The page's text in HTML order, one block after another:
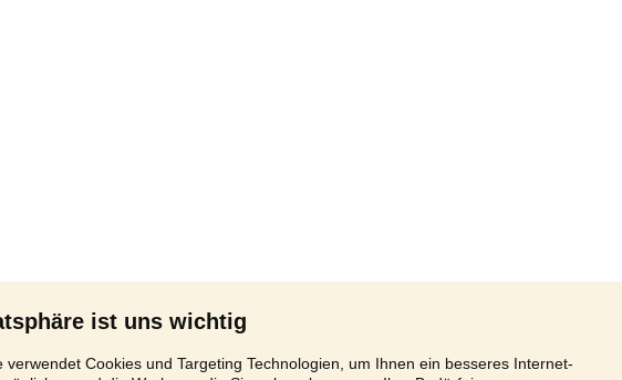
ist uns wichtig
verwendet Cookies und Targeting Technologien, um Ihnen ein besseres Internet-